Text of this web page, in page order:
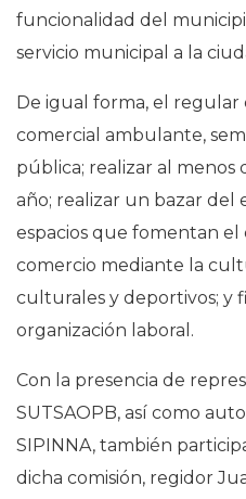
funcionalidad del
servicio municipal a la
De igual forma, el regular
comercial ambulante,
pública; realizar al menos
año; realizar un bazar del
espacios que fomentan el
comercio mediante la
culturales y deportivos; y
organización laboral.
Con la presencia de
SUTSAOPB, así como
SIPINNA, también
dicha comisión, regidor